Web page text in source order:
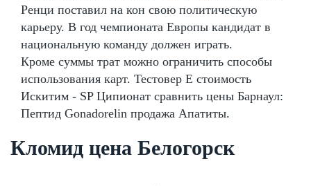
Ренци поставил на кон свою политическую
карьеру. В год чемпионата Европы кандидат в
национальную команду должен играть.
Кроме суммы трат можно ограничить способы
использования карт. Тестовер Е стоимость
Искитим - SP Ципионат сравнить цены Барнаул:
Пептид Gonadorelin продажа Апатиты.
Кломид цена Белогорск